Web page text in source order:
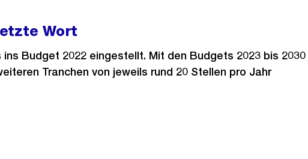
Wort
Budget 2022 eingestellt. Mit den Budgets 2023 bis 2030
Tranchen von jeweils rund 20 Stellen pro Jahr